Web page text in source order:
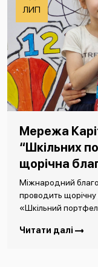
ЛИП
Мережа
“Шкільних
щорічна
Міжнародний
проводить щорічну
«Шкільний
Читати далі